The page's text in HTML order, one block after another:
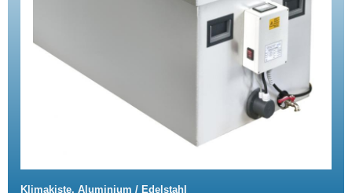
Klimakiste, Aluminium / Edelstahl